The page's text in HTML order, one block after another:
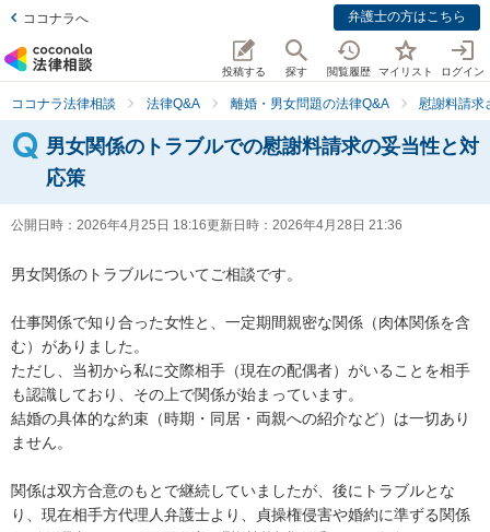
ココナラへ 弁護士の方はこちら
投稿する 探す 閲覧履歴 マイリスト ログイン
ココナラ法律相談 法律Q&A 離婚・男女問題の法律Q&A 慰謝料請求
男女関係のトラブルでの慰謝料請求の妥当性と対
応策
公開日時： 2026年4月25日 18:16更新日時： 2026年4月28日 21:36
男女関係のトラブルについてご相談です。
仕事関係で知り合った女性と、一定期間親密な関係（肉体関係を含
む）がありました。
ただし、当初から私に交際相手（現在の配偶者）がいることを相手
も認識しており、その上で関係が始まっています。
結婚の具体的な約束（時期・同居・両親への紹介など）は一切あり
ません。
関係は双方合意のもとで継続していましたが、後にトラブルとな
り、現在相手方代理人弁護士より、貞操権侵害や婚約に準ずる関係